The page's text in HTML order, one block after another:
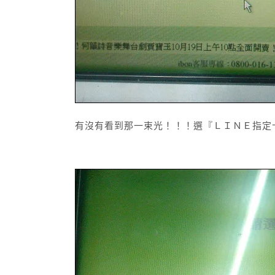
有沒有看到那一束光！！！選『ＬＩＮＥ指定